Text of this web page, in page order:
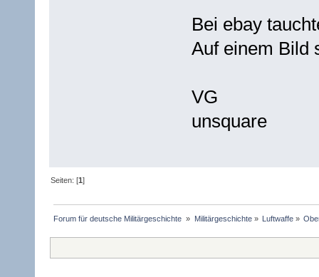
Bei ebay
Auf einem Bild
VG
unsquare
Seiten: [1]
Forum für deutsche Militärgeschichte » Militärgeschichte» Luftwaffe»